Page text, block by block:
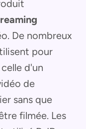
De nombreux
pour
d'un
de
sans que
filmée. Les